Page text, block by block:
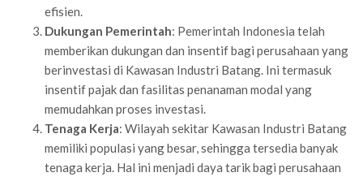
efisien.
Dukungan Pemerintah: Pemerintah Indonesia telah
memberikan dukungan dan insentif bagi perusahaan yang
berinvestasi di Kawasan Industri Batang. Ini termasuk
insentif pajak dan fasilitas penanaman modal yang
memudahkan proses investasi.
Tenaga Kerja: Wilayah sekitar Kawasan Industri Batang
memiliki populasi yang besar, sehingga tersedia banyak
tenaga kerja. Hal ini menjadi daya tarik bagi perusahaan